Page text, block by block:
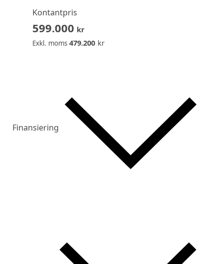
Kontantpris
599.000 kr
Exkl. moms 479.200kr
Finansiering